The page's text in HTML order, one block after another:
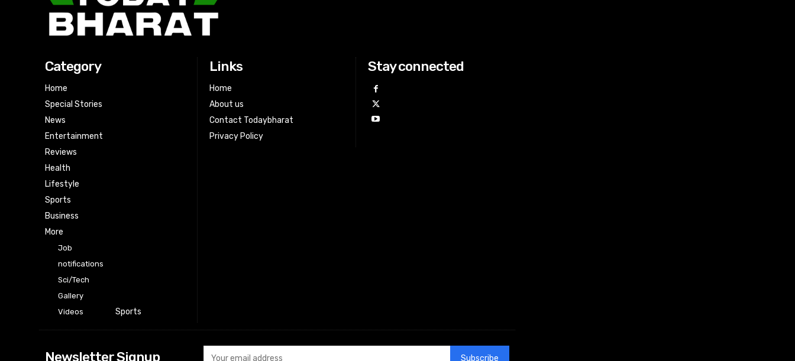
Category
Home
Special Stories
News
Entertainment
Reviews
Health
Lifestyle
Sports
Business
More
Job
notifications
Sci/Tech
Gallery
Videos
Sports
Links
Home
About us
Contact Todaybharat
Privacy Policy
Stay connected
Newsletter Signup Subscribe